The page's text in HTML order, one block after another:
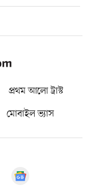
প্রথম আলো ট্রাস্ট
মোবাইল ভ্যাস